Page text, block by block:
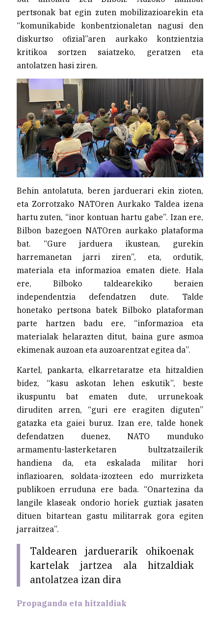
pertsonak bat egin zuten mobilizazioarekin eta
“komunikabide konbentzionaletan nagusi den
diskurtso ofizial”aren aurkako kontzientzia
kritikoa sortzen saiatzeko, geratzen eta
antolatzen hasi ziren.
Behin antolatuta, beren jarduerari ekin zioten,
eta Zorrotzako NATOren Aurkako Taldea izena
hartu zuten, “inor kontuan hartu gabe”. Izan ere,
Bilbon bazegoen NATOren aurkako plataforma
bat. “Gure jarduera ikustean, gurekin
harremanetan jarri ziren”, eta, ordutik,
materiala eta informazioa ematen diete. Hala
ere, Bilboko taldearekiko beraien
independentzia defendatzen dute. Talde
honetako pertsona batek Bilboko plataforman
parte hartzen badu ere, “informazioa eta
materialak helarazten ditut, baina gure asmoa
ekimenak auzoan eta auzoarentzat egitea da”.
Kartel, pankarta, elkarretaratze eta hitzaldien
bidez, “kasu askotan lehen eskutik”, beste
ikuspuntu bat ematen dute, urrunekoak
diruditen arren, “guri ere eragiten diguten”
gatazka eta gaiei buruz. Izan ere, talde honek
defendatzen duenez, NATO munduko
armamentu-lasterketaren bultzatzailerik
handiena da, eta eskalada militar hori
inflazioaren, soldata-izozteen edo murrizketa
publikoen erruduna ere bada. “Onartezina da
langile klaseak ondorio horiek guztiak jasaten
dituen bitartean gastu militarrak gora egiten
jarraitzea”.
Taldearen jarduerarik ohikoenak
kartelak jartzea ala hitzaldiak
antolatzea izan dira
Propaganda eta hitzaldiak